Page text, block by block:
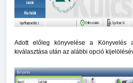
Adott előleg könyvelése a Könyvelés
kiválasztása után az alábbi opció